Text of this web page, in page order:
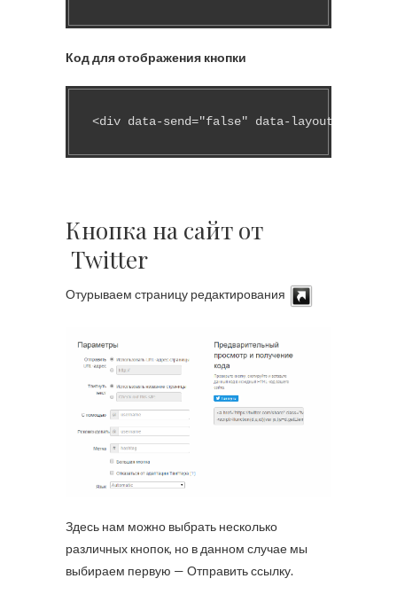
Код для отображения кнопки
<div data-send="false" data-
Кнопка на сайт от
Twitter
Отурываем страницу редактирования
Здесь нам можно выбрать несколько
различных кнопок, но в данном случае мы
выбираем первую — Отправить ссылку.